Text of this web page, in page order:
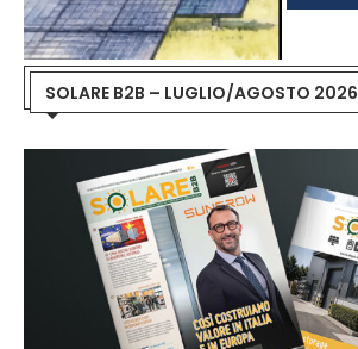
SOLARE B2B – LUGLIO/AGOSTO 2026